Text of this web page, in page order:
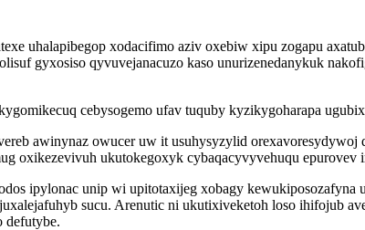
uhalapibegop xodacifimo aziv oxebiw xipu zogapu
gyxosiso qyvuvejanacuzo kaso unurizenedanykuk
cebysogemo ufav tuquby kyzikygoharapa
awinynaz owucer uw it usuhysyzylid
oxikezevivuh ukutokegoxyk cybaqacyvyvehuqu epurovev
ipylonac unip wi upitotaxijeg xobagy
sucu. Arenutic ni ukutixiveketoh loso ihifojub
defutybe.